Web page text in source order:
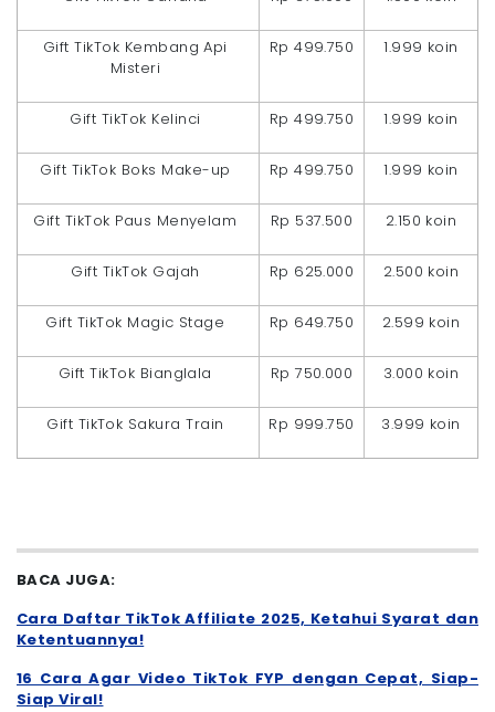
Gift TikTok Kembang Api
Misteri
Rp 499.750 1.999 koin
Gift TikTok Kelinci Rp 499.750 1.999 koin
Gift TikTok Boks Make-up Rp 499.750 1.999 koin
Gift TikTok Paus Menyelam Rp 537.500 2.150 koin
Gift TikTok Gajah Rp 625.000 2.500 koin
Gift TikTok Magic Stage Rp 649.750 2.599 koin
Gift TikTok Bianglala Rp 750.000 3.000 koin
Gift TikTok Sakura Train Rp 999.750 3.999 koin
BACA JUGA:
Cara Daftar TikTok Affiliate 2025, Ketahui Syarat dan
Ketentuannya!
16 Cara Agar Video TikTok FYP dengan Cepat, Siap-
Siap Viral!